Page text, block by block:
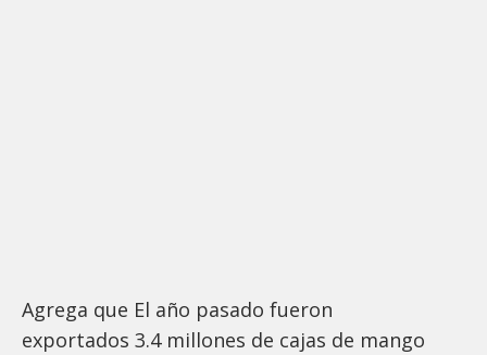
Agrega que El año pasado fueron
exportados 3.4 millones de cajas de mango